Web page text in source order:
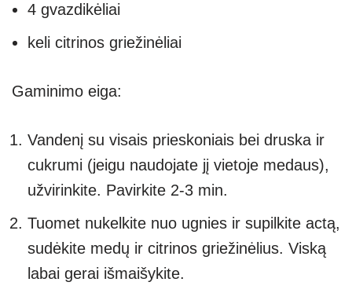
4 gvazdikėliai
keli citrinos griežinėliai
Gaminimo eiga:
Vandenį su visais prieskoniais bei druska ir
cukrumi (jeigu naudojate jį vietoje medaus),
užvirinkite. Pavirkite 2-3 min.
Tuomet nukelkite nuo ugnies ir supilkite actą,
sudėkite medų ir citrinos griežinėlius. Viską
labai gerai išmaišykite.